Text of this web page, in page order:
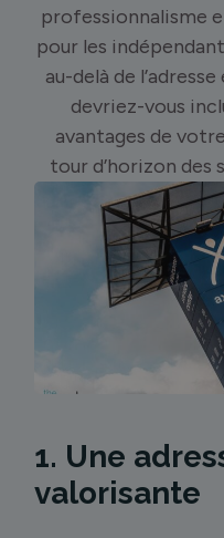
professionnalisme
pour les
au-delà de
devriez-vous
avantages de
tour d’horizon des
1. Une
valorisante